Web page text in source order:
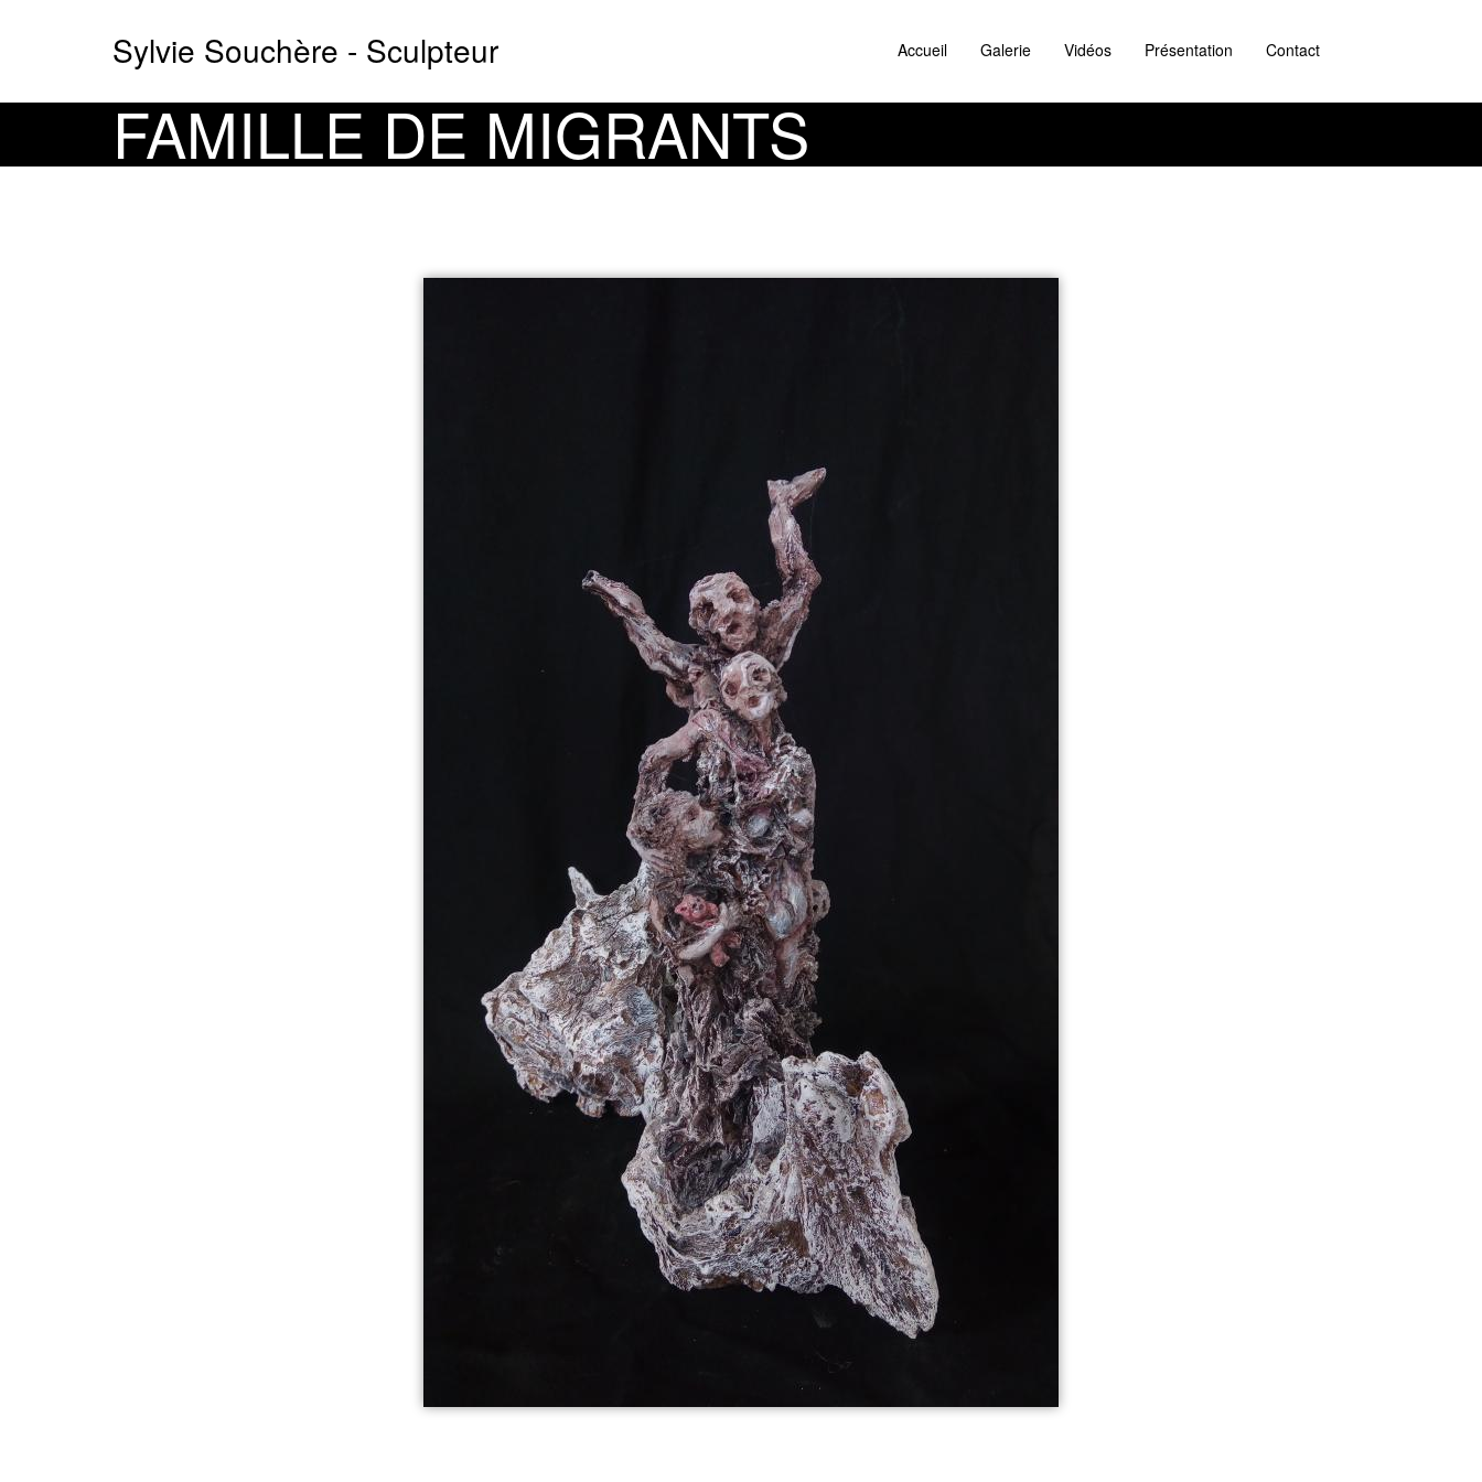
principal
Sylvie Souchère - Sculpteur Accueil Galerie Vidéos Présentation Contact
FAMILLE DE MIGRANTS